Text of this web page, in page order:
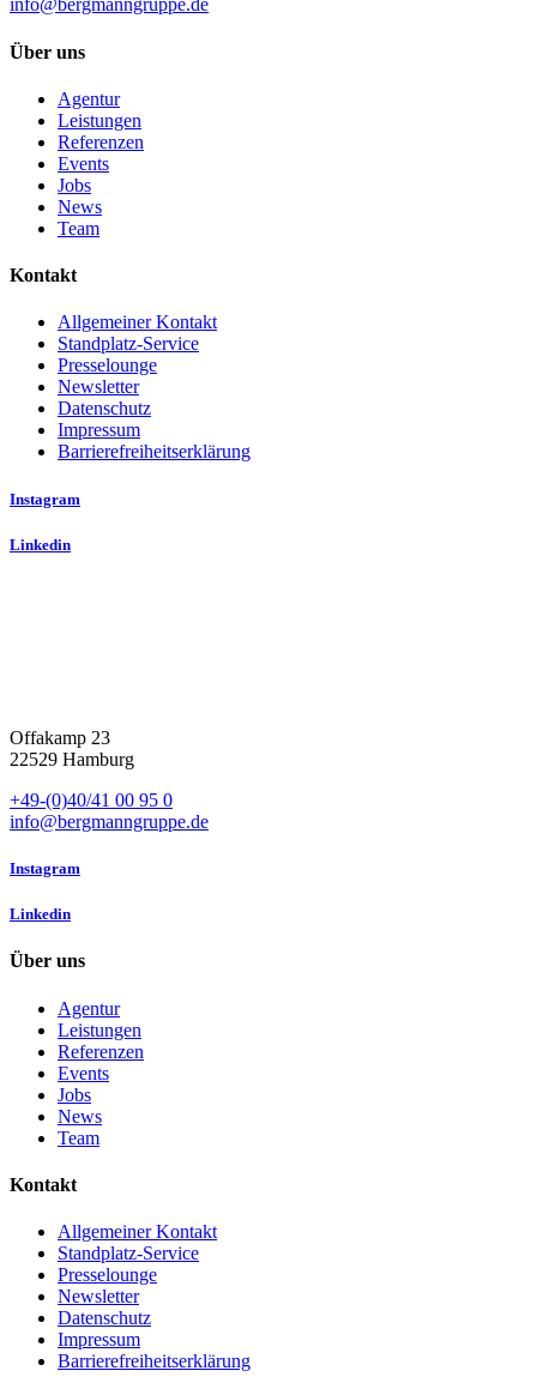
info@bergmanngruppe.de
Über uns
Agentur
Leistungen
Referenzen
Events
Jobs
News
Team
Kontakt
Allgemeiner Kontakt
Standplatz-Service
Presselounge
Newsletter
Datenschutz
Impressum
Barrierefreiheitserklärung
Instagram
Linkedin
Offakamp 23
22529 Hamburg
+49-(0)40/41 00 95 0
info@bergmanngruppe.de
Instagram
Linkedin
Über uns
Agentur
Leistungen
Referenzen
Events
Jobs
News
Team
Kontakt
Allgemeiner Kontakt
Standplatz-Service
Presselounge
Newsletter
Datenschutz
Impressum
Barrierefreiheitserklärung